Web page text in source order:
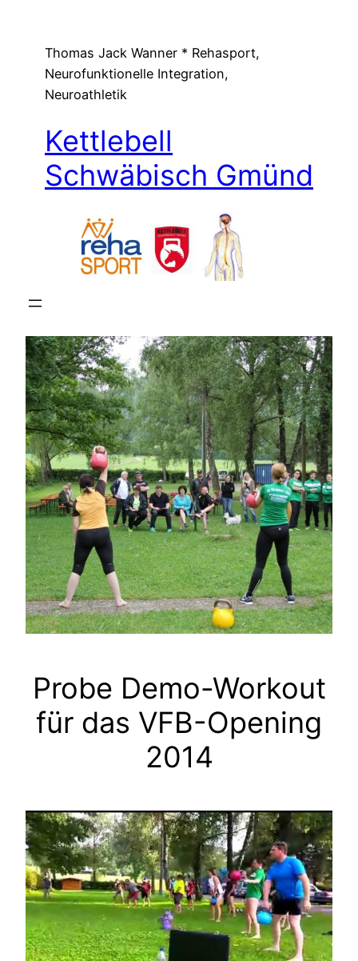
springenThomas Jack Wanner * Rehasport,
Neurofunktionelle Integration,
Neuroathletik
Kettlebell
Schwäbisch Gmünd
Probe Demo-Workout
für das VFB-Opening
2014